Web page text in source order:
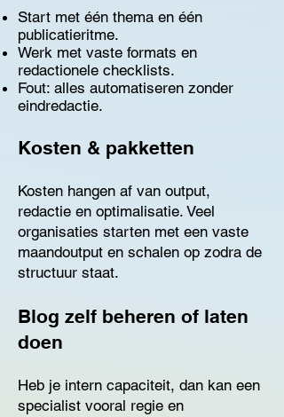
Start met één thema en één
publicatieritme.
Werk met vaste formats en
redactionele checklists.
Fout: alles automatiseren zonder
eindredactie.
Kosten & pakketten
Kosten hangen af van output,
redactie en optimalisatie. Veel
organisaties starten met een vaste
maandoutput en schalen op zodra de
structuur staat.
Blog zelf beheren of laten
doen
Heb je intern capaciteit, dan kan een
specialist vooral regie en